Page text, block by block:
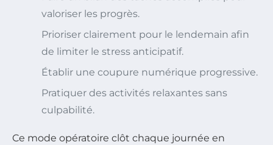
valoriser les progrès.
Prioriser clairement pour le lendemain afin
de limiter le stress anticipatif.
Établir une coupure numérique progressive.
Pratiquer des activités relaxantes sans
culpabilité.
Ce mode opératoire clôt chaque journée en